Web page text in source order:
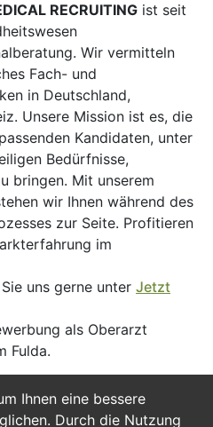
Ihnen eine bessere
Durch die Nutzung
RECRUITING ist seit
Wir vermitteln
Fach- und
in Deutschland,
Unsere Mission ist es, die
Kandidaten, unter
Bedürfnisse,
bringen. Mit unserem
wir Ihnen während des
zur Seite. Profitieren
im
uns gerne unter Jetzt
als Oberarzt
Fulda.